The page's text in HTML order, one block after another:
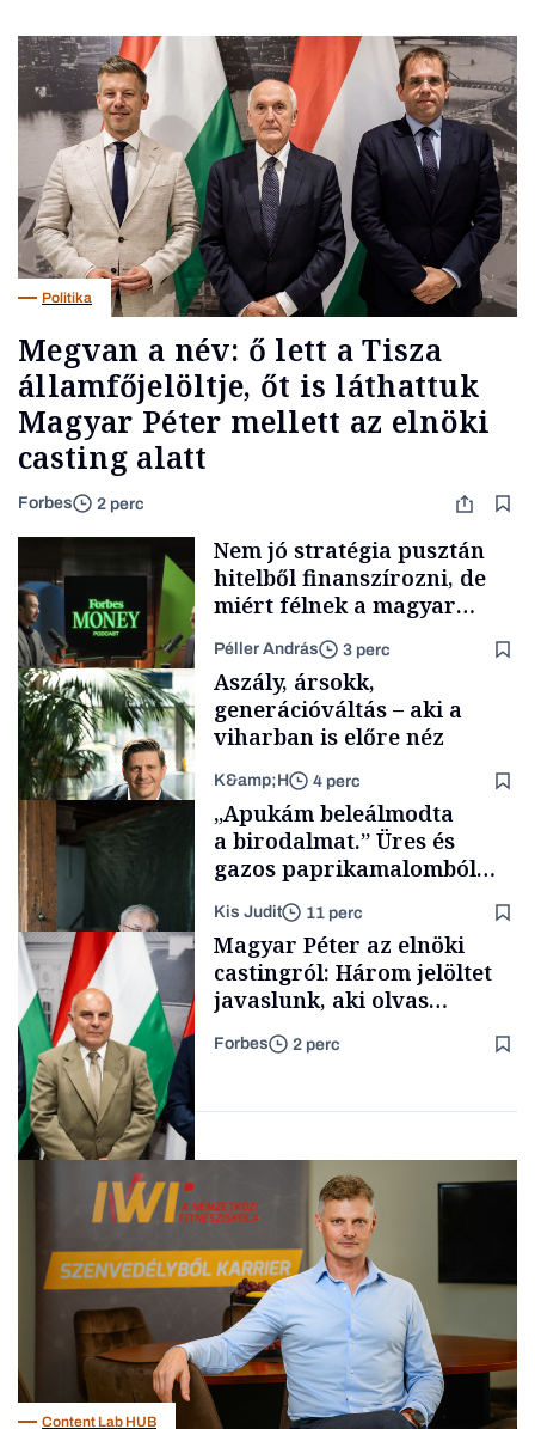
Politika
Megvan a név: ő lett a Tisza
államfőjelöltje, őt is láthattuk
Magyar Péter mellett az elnöki
casting alatt
Forbes 2 perc
Podcast
Nem jó stratégia pusztán
hitelből finanszírozni, de
miért félnek a magyar
cégek a tőzsdére lépéstől?
Péller András 3 perc
TÁMOGATÓI
TARTALOM
Aszály, ársokk,
generációváltás – aki a
viharban is előre néz
K&amp;H 4 perc
Családi
vállalkozások
„Apukám beleálmodta
a birodalmat.” Üres és
gazos paprikamalomból
lett az igazi családi
fűszersztori
Kis Judit 11 perc
Magyar Péter az elnöki
castingról: Három jelöltet
javaslunk, aki olvas
híreket, nem fog
meglepődni
Forbes 2 perc
Content Lab HUB